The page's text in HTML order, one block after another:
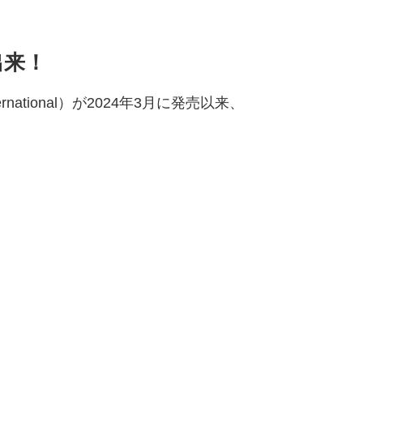
！
）が2024年3月に発売以来、